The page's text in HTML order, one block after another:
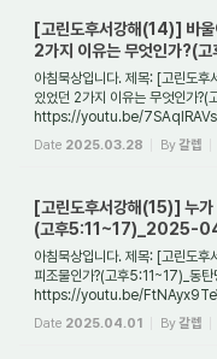
[고린도후서강해(14)] 바울
2가지 이유는 무엇인가
아침묵상입니다. 제목: [고린도
있었던 2가지 이유는 무엇인가
https://youtu.be/7SAqIRAVs-s
있었던 것은 무엇 ...
Date 2025.03.28 By갈렙
[고린도후서강해(15)] 누가
(고후5:11~17)_2025-
아침묵상입니다. 제목: [고린도
피조물인가?(고후5:11~17)_동탄
https://youtu.be/
안에 있으면 새로운 피조물이라. 이
Date 2025.04.01 By갈렙